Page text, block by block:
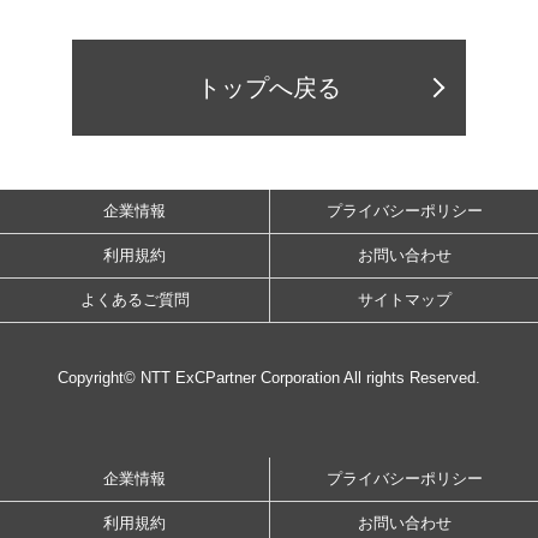
トップへ戻る
企業情報 プライバシーポリシー
利用規約 お問い合わせ
よくあるご質問 サイトマップ
Copyright© NTT ExCPartner Corporation All rights Reserved.
企業情報 プライバシーポリシー
利用規約 お問い合わせ